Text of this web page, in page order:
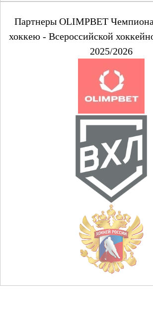
Партнеры OLIMPBET
хоккею - Всероссийской
2025/2026